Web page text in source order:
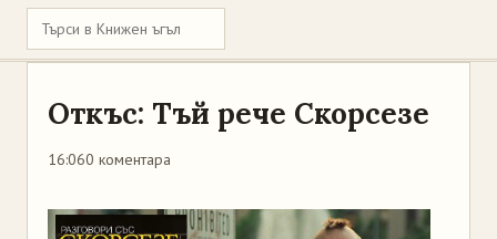
Откъс: Тъй рече Скорсезе
16:060 коментара